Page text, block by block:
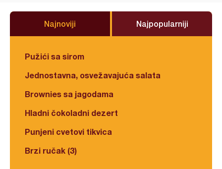
Najnoviji Najpopularniji
Pužići sa sirom
Jednostavna, osvežavajuća salata
Brownies sa jagodama
Hladni čokoladni dezert
Punjeni cvetovi tikvica
Brzi ručak (3)